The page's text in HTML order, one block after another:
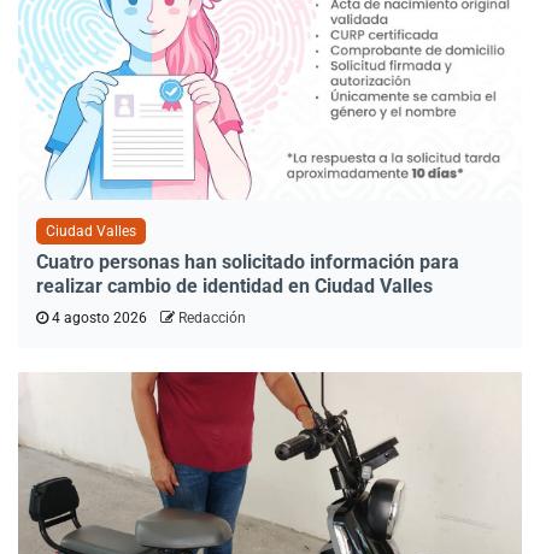
Ciudad Valles
Cuatro personas han solicitado información para
realizar cambio de identidad en Ciudad Valles
4 agosto 2026 Redacción